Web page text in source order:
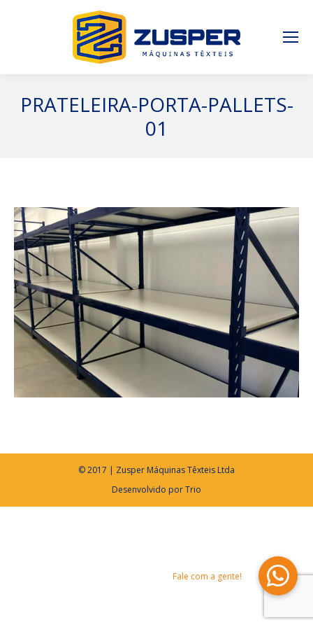
PRATELEIRA-PORTA-PALLETS-
01
© 2017 | Zusper Máquinas Têxteis Ltda
Desenvolvido porTrio